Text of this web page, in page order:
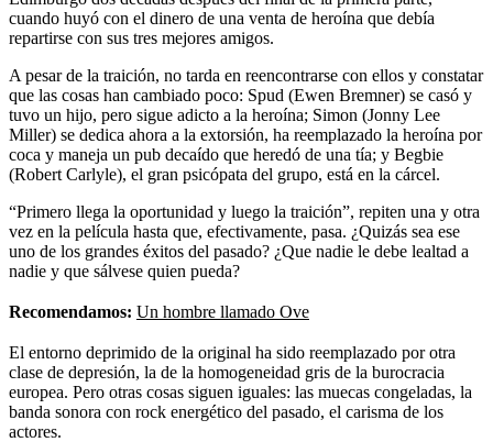
cuando huyó con el dinero de una venta de heroína que debía
repartirse con sus tres mejores amigos.
A pesar de la traición, no tarda en reencontrarse con ellos y constatar
que las cosas han cambiado poco: Spud (Ewen Bremner) se casó y
tuvo un hijo, pero sigue adicto a la heroína; Simon (Jonny Lee
Miller) se dedica ahora a la extorsión, ha reemplazado la heroína por
coca y maneja un pub decaído que heredó de una tía; y Begbie
(Robert Carlyle), el gran psicópata del grupo, está en la cárcel.
“Primero llega la oportunidad y luego la traición”, repiten una y otra
vez en la película hasta que, efectivamente, pasa. ¿Quizás sea ese
uno de los grandes éxitos del pasado? ¿Que nadie le debe lealtad a
nadie y que sálvese quien pueda?
Recomendamos: Un hombre llamado Ove
El entorno deprimido de la original ha sido reemplazado por otra
clase de depresión, la de la homogeneidad gris de la burocracia
europea. Pero otras cosas siguen iguales: las muecas congeladas, la
banda sonora con rock energético del pasado, el carisma de los
actores.